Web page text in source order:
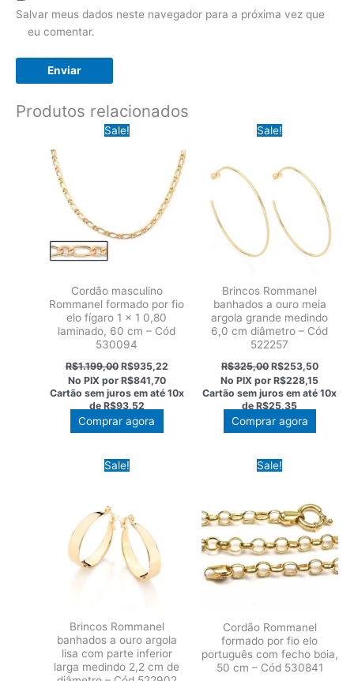
Salvar meus dados neste navegador para a próxima vez que
eu comentar.
Produtos relacionados
Sale!
Cordão masculino
Rommanel formado por fio
elo fígaro 1 x 1 0,80
laminado, 60 cm – Cód
530094
R$1.199,00 O
preço
original
era:
R$1.199,00.
R$935,22O
atual
é:
No PIX por R$841,70
Cartão sem juros em até 10x
deR$93,52
Comprar agora
Sale!
Brincos Rommanel
banhados a ouro meia
argola grande medindo
6,0 cm diâmetro – Cód
522257
R$325,00 O
preço
original
era:
R$325,00.
R$253,50O
preço
atual
é:
No PIX porR$228,15
Cartão sem juros em até10x
de R$25,35
Comprar agora
Sale!
Brincos Rommanel
banhados a ouro argola
lisa com parte inferior
larga medindo 2,2 cm de
Sale!
Cordão Rommanel
formado por fio elo
português com fecho boia,
50 cm – Cód 530841